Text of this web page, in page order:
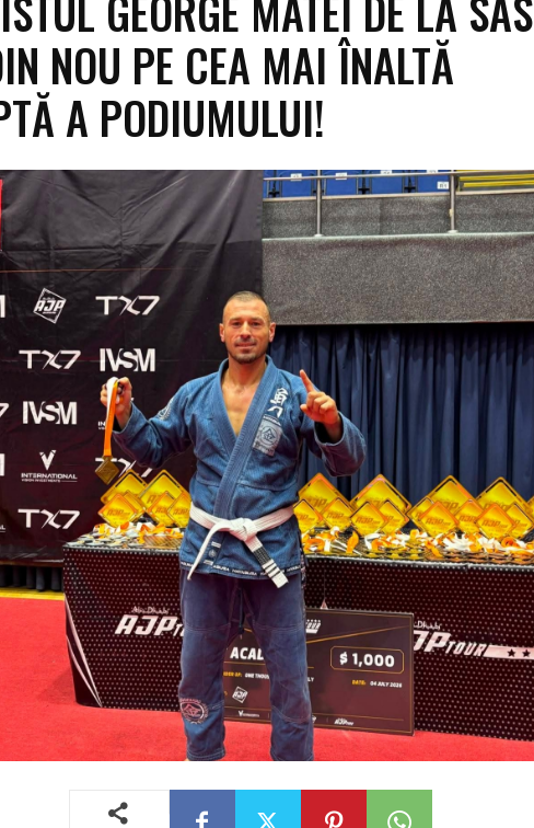
NOU PE CEA MAI ÎNALTĂ
A PODIUMULUI!